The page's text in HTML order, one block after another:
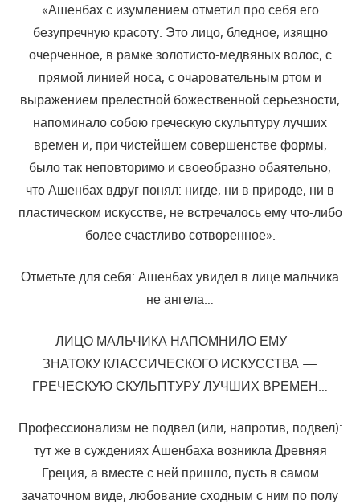
«Ашенбах с изумлением отметил про себя его
безупречную красоту. Это лицо, бледное, изящно
очерченное, в рамке золотисто-медвяных волос, с
прямой линией носа, с очаровательным ртом и
выражением прелестной божественной серьезности,
напоминало собою греческую скульптуру лучших
времен и, при чистейшем совершенстве формы,
было так неповторимо и своеобразно обаятельно,
что Ашенбах вдруг понял: нигде, ни в природе, ни в
пластическом искусстве, не встречалось ему что-либо
более счастливо сотворенное».
Отметьте для себя: Ашенбах увидел в лице мальчика
не ангела…
ЛИЦО МАЛЬЧИКА НАПОМНИЛО ЕМУ —
ЗНАТОКУ КЛАССИЧЕСКОГО ИСКУССТВА —
ГРЕЧЕСКУЮ СКУЛЬПТУРУ ЛУЧШИХ ВРЕМЕН…
Профессионализм не подвел (или, напротив, подвел):
тут же в суждениях Ашенбаха возникла Древняя
Греция, а вместе с ней пришло, пусть в самом
зачаточном виде, любование сходным с ним по полу